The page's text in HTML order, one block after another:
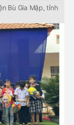
Bù Gia Mập, tỉnh